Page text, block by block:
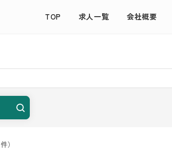
TOP 求人一覧 会社概要
件）